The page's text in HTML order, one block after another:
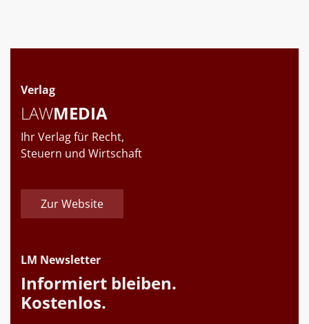
Verlag
LAWMEDIA
Ihr Verlag für Recht,
Steuern und Wirtschaft
Zur Website
LM Newsletter
Informiert bleiben.
Kostenlos.